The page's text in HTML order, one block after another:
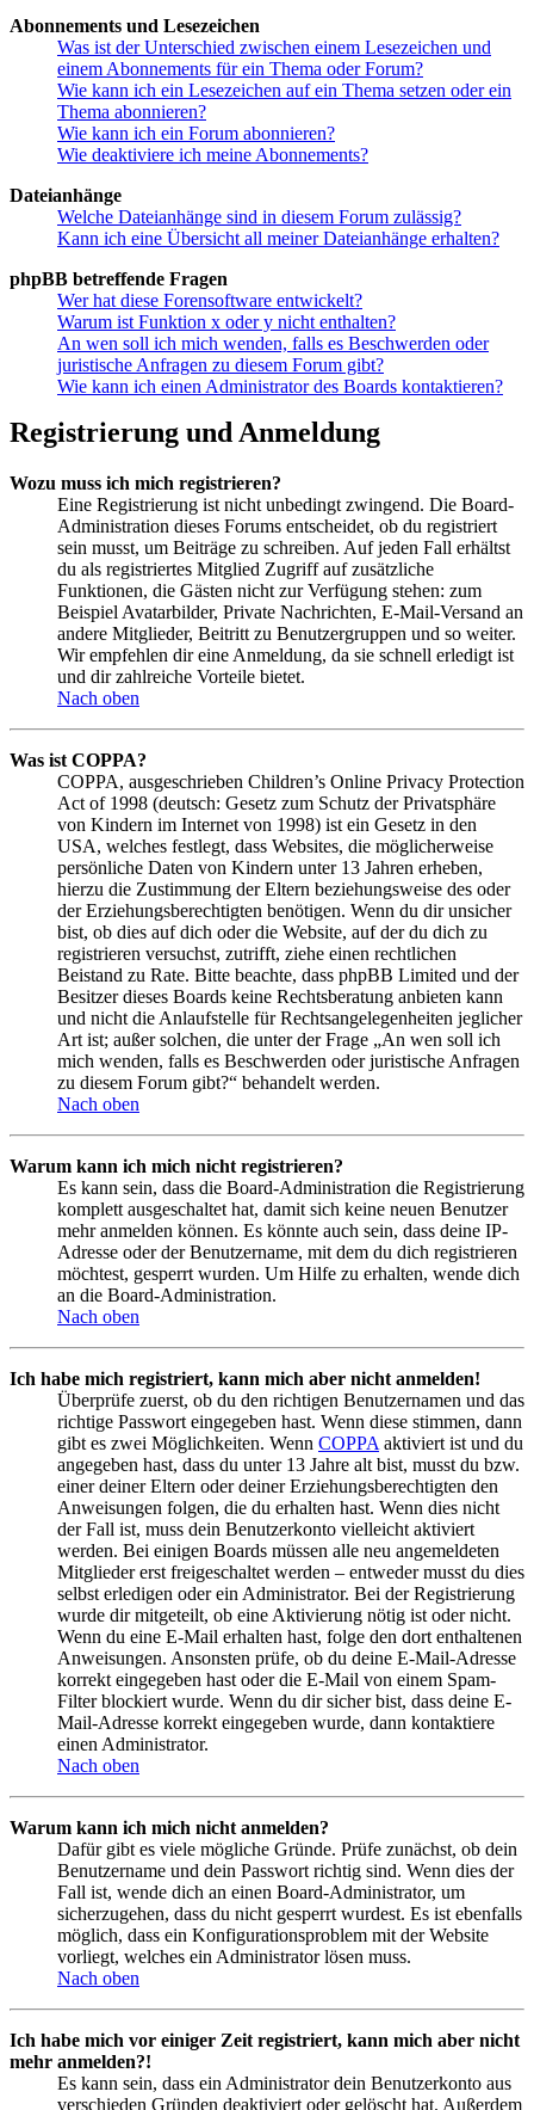
Abonnements und Lesezeichen
Was ist der Unterschied zwischen einem Lesezeichen und
einem Abonnements für ein Thema oder Forum?
Wie kann ich ein Lesezeichen auf ein Thema setzen oder ein
Thema abonnieren?
Wie kann ich ein Forum abonnieren?
Wie deaktiviere ich meine Abonnements?
Dateianhänge
Welche Dateianhänge sind in diesem Forum zulässig?
Kann ich eine Übersicht all meiner Dateianhänge erhalten?
phpBB betreffende Fragen
Wer hat diese Forensoftware entwickelt?
Warum ist Funktion x oder y nicht enthalten?
An wen soll ich mich wenden, falls es Beschwerden oder
juristische Anfragen zu diesem Forum gibt?
Wie kann ich einen Administrator des Boards kontaktieren?
Registrierung und Anmeldung
Wozu muss ich mich registrieren?
Eine Registrierung ist nicht unbedingt zwingend. Die Board-
Administration dieses Forums entscheidet, ob du registriert
sein musst, um Beiträge zu schreiben. Auf jeden Fall erhältst
du als registriertes Mitglied Zugriff auf zusätzliche
Funktionen, die Gästen nicht zur Verfügung stehen: zum
Beispiel Avatarbilder, Private Nachrichten, E-Mail-Versand an
andere Mitglieder, Beitritt zu Benutzergruppen und so weiter.
Wir empfehlen dir eine Anmeldung, da sie schnell erledigt ist
und dir zahlreiche Vorteile bietet.
Nach oben
Was ist COPPA?
COPPA, ausgeschrieben Children’s Online Privacy Protection
Act of 1998 (deutsch: Gesetz zum Schutz der Privatsphäre
von Kindern im Internet von 1998) ist ein Gesetz in den
USA, welches festlegt, dass Websites, die möglicherweise
persönliche Daten von Kindern unter 13 Jahren erheben,
hierzu die Zustimmung der Eltern beziehungsweise des oder
der Erziehungsberechtigten benötigen. Wenn du dir unsicher
bist, ob dies auf dich oder die Website, auf der du dich zu
registrieren versuchst, zutrifft, ziehe einen rechtlichen
Beistand zu Rate. Bitte beachte, dass phpBB Limited und der
Besitzer dieses Boards keine Rechtsberatung anbieten kann
und nicht die Anlaufstelle für Rechtsangelegenheiten jeglicher
Art ist; außer solchen, die unter der Frage „An wen soll ich
mich wenden, falls es Beschwerden oder juristische Anfragen
zu diesem Forum gibt?“ behandelt werden.
Nach oben
Warum kann ich mich nicht registrieren?
Es kann sein, dass die Board-Administration die Registrierung
komplett ausgeschaltet hat, damit sich keine neuen Benutzer
mehr anmelden können. Es könnte auch sein, dass deine IP-
Adresse oder der Benutzername, mit dem du dich registrieren
möchtest, gesperrt wurden. Um Hilfe zu erhalten, wende dich
an die Board-Administration.
Nach oben
Ich habe mich registriert, kann mich aber nicht anmelden!
Überprüfe zuerst, ob du den richtigen Benutzernamen und das
richtige Passwort eingegeben hast. Wenn diese stimmen, dann
gibt es zwei Möglichkeiten. Wenn COPPA aktiviert ist und du
angegeben hast, dass du unter 13 Jahre alt bist, musst du bzw.
einer deiner Eltern oder deiner Erziehungsberechtigten den
Anweisungen folgen, die du erhalten hast. Wenn dies nicht
der Fall ist, muss dein Benutzerkonto vielleicht aktiviert
werden. Bei einigen Boards müssen alle neu angemeldeten
Mitglieder erst freigeschaltet werden – entweder musst du dies
selbst erledigen oder ein Administrator. Bei der Registrierung
wurde dir mitgeteilt, ob eine Aktivierung nötig ist oder nicht.
Wenn du eine E-Mail erhalten hast, folge den dort enthaltenen
Anweisungen. Ansonsten prüfe, ob du deine E-Mail-Adresse
korrekt eingegeben hast oder die E-Mail von einem Spam-
Filter blockiert wurde. Wenn du dir sicher bist, dass deine E-
Mail-Adresse korrekt eingegeben wurde, dann kontaktiere
einen Administrator.
Nach oben
Warum kann ich mich nicht anmelden?
Dafür gibt es viele mögliche Gründe. Prüfe zunächst, ob dein
Benutzername und dein Passwort richtig sind. Wenn dies der
Fall ist, wende dich an einen Board-Administrator, um
sicherzugehen, dass du nicht gesperrt wurdest. Es ist ebenfalls
möglich, dass ein Konfigurationsproblem mit der Website
vorliegt, welches ein Administrator lösen muss.
Nach oben
Ich habe mich vor einiger Zeit registriert, kann mich aber nicht
mehr anmelden?!
Es kann sein, dass ein Administrator dein Benutzerkonto aus
verschieden Gründen deaktiviert oder gelöscht hat. Außerdem